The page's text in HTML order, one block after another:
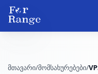
მთავარი/მომსახურებები/